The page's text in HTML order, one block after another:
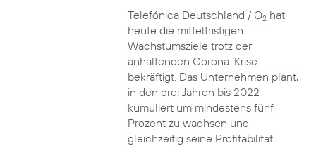
Telefónica Deutschland / O2hat
heute die mittelfristigen
Wachstumsziele trotz der
anhaltenden Corona-Krise
bekräftigt. Das Unternehmen plant,
in den drei Jahren bis 2022
kumuliert um mindestens fünf
Prozent zu wachsen und
gleichzeitig seine Profitabilität